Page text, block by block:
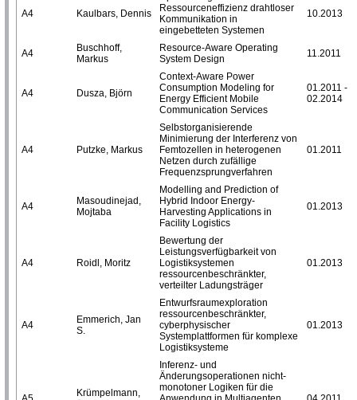
A4 Kaulbars, Dennis
Ressourceneffizienz drahtloser
Kommunikation in
eingebetteten Systemen
10.2013
A4
Buschhoff,
Markus
Resource-Aware Operating
System Design
11.2011
A4 Dusza, Björn
Context-Aware Power
Consumption Modeling for
Energy Efficient Mobile
Communication Services
01.2011 -
02.2014
A4 Putzke, Markus
Selbstorganisierende
Minimierung der Interferenz von
Femtozellen in heterogenen
Netzen durch zufällige
Frequenzsprungverfahren
01.2011
A4
Masoudinejad,
Mojtaba
Modelling and Prediction of
Hybrid Indoor Energy-
Harvesting Applications in
Facility Logistics
01.2013
A4 Roidl, Moritz
Bewertung der
Leistungsverfügbarkeit von
Logistiksystemen
ressourcenbeschränkter,
verteilter Ladungsträger
01.2013
A4
Emmerich, Jan
S.
Entwurfsraumexploration
ressourcenbeschränkter,
cyberphysischer
Systemplattformen für komplexe
Logistiksysteme
01.2013
Krümpelmann,
Inferenz- und
Änderungsoperationen nicht-
monotoner Logiken für die